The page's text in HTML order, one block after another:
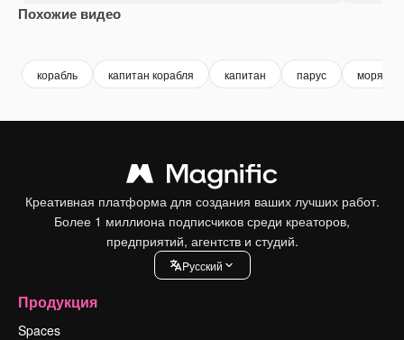
Похожие видео
корабль капитан корабля капитан парус моряк
Креативная платформа для создания ваших лучших работ.
Более 1 миллиона подписчиков среди креаторов,
предприятий, агентств и студий.
Pусский
Продукция
Spaces